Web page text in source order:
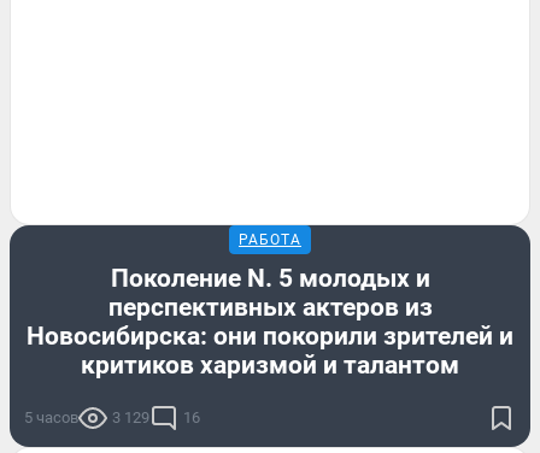
РАБОТА
Поколение N. 5 молодых и
перспективных актеров из
Новосибирска: они покорили зрителей и
критиков харизмой и талантом
5 часов 3 129 16